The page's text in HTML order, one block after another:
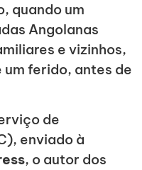
quando um
Angolanas
e vizinhos,
ferido, antes de
de
enviado à
, o autor dos